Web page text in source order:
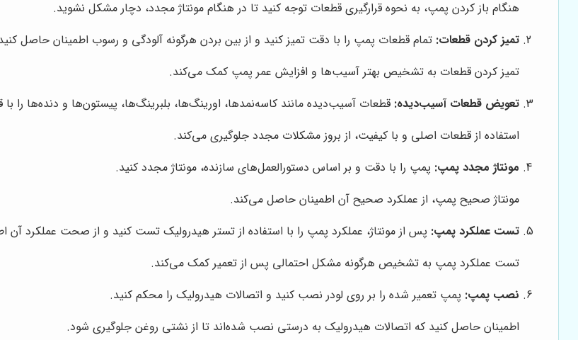
هنگام باز کردن پمپ، به نحوه قرارگیری قطعات توجه کنید تا در هنگام مونتاژ مجدد، دچار مشکل نشوید.
تمیز کردن قطعات: تمام قطعات پمپ را با دقت تمیز کنید و از بین بردن هرگونه آلودگی و رسوب اطمینان حاصل
تمیز کردن قطعات به تشخیص بهتر آسیب‌ها و افزایش عمر پمپ کمک می‌کند.
تعویض قطعات آسیب‌دیده: قطعات آسیب‌دیده مانند کاسه‌نمدها، اورینگ‌ها، بلبرینگ‌ها، پیستون‌ها و دنده‌ها
استفاده از قطعات اصلی و با کیفیت، از بروز مشکلات مجدد جلوگیری می‌کند.
مونتاژ مجدد پمپ: پمپ را با دقت و بر اساس دستورالعمل‌های سازنده، مونتاژ مجدد کنید.
مونتاژ صحیح پمپ، از عملکرد صحیح آن اطمینان حاصل می‌کند.
تست عملکرد پمپ: پس از مونتاژ، عملکرد پمپ را با استفاده از تستر هیدرولیک تست کنید و از صحت عملکرد آن
تست عملکرد پمپ به تشخیص هرگونه مشکل احتمالی پس از تعمیر کمک می‌کند.
نصب پمپ: پمپ تعمیر شده را بر روی لودر نصب کنید و اتصالات هیدرولیک را محکم کنید.
اطمینان حاصل کنید که اتصالات هیدرولیک به درستی نصب شده‌اند تا از نشتی روغن جلوگیری شود.